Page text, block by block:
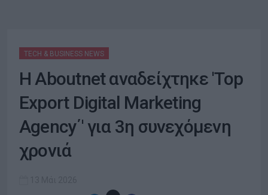
TECH & BUSINESS NEWS
Η Aboutnet αναδείχτηκε 'Top
Export Digital Marketing
Agency΄' για 3η συνεχόμενη
χρονιά